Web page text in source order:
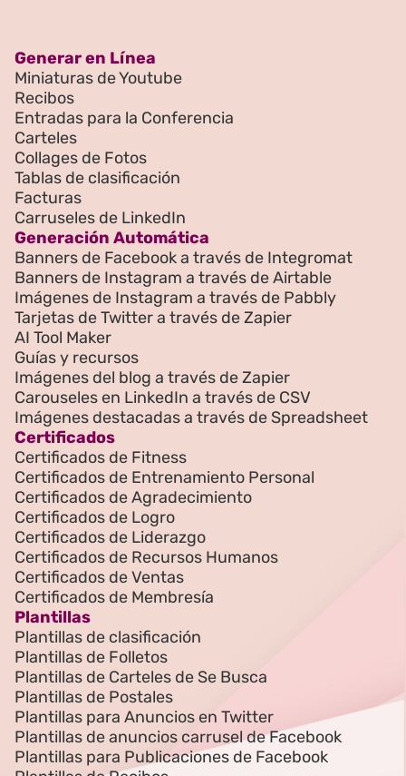
Generar en Línea
Miniaturas de Youtube
Recibos
Entradas para la Conferencia
Carteles
Collages de Fotos
Tablas de clasificación
Facturas
Carruseles de LinkedIn
Generación Automática
Banners de Facebook a través de Integromat
Banners de Instagram a través de Airtable
Imágenes de Instagram a través de Pabbly
Tarjetas de Twitter a través de Zapier
AI Tool Maker
Guías y recursos
Imágenes del blog a través de Zapier
Carouseles en LinkedIn a través de CSV
Imágenes destacadas a través de Spreadsheet
Certificados
Certificados de Fitness
Certificados de Entrenamiento Personal
Certificados de Agradecimiento
Certificados de Logro
Certificados de Liderazgo
Certificados de Recursos Humanos
Certificados de Ventas
Certificados de Membresía
Plantillas
Plantillas de clasificación
Plantillas de Folletos
Plantillas de Carteles de Se Busca
Plantillas de Postales
Plantillas para Anuncios en Twitter
Plantillas de anuncios carrusel de Facebook
Plantillas para Publicaciones de Facebook